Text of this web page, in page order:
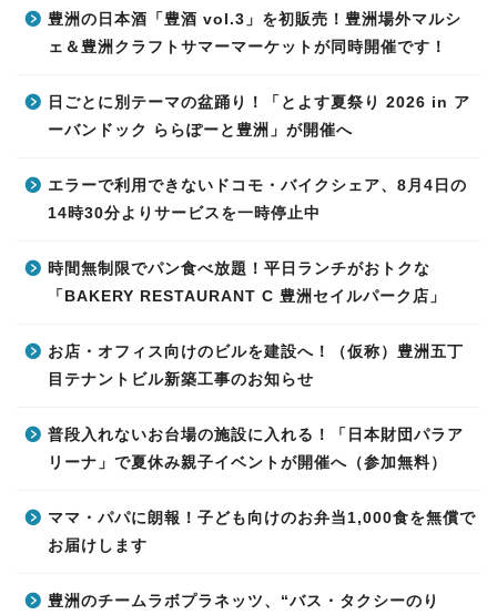
豊洲の日本酒「豊酒 vol.3」を初販売！豊洲場外マルシ
ェ＆豊洲クラフトサマーマーケットが同時開催です！
日ごとに別テーマの盆踊り！「とよす夏祭り 2026 in ア
ーバンドック ららぽーと豊洲」が開催へ
エラーで利用できないドコモ・バイクシェア、8月4日の
14時30分よりサービスを一時停止中
時間無制限でパン食べ放題！平日ランチがおトクな
「BAKERY RESTAURANT C 豊洲セイルパーク店」
お店・オフィス向けのビルを建設へ！（仮称）豊洲五丁
目テナントビル新築工事のお知らせ
普段入れないお台場の施設に入れる！「日本財団パラア
リーナ」で夏休み親子イベントが開催へ（参加無料）
ママ・パパに朗報！子ども向けのお弁当1,000食を無償で
お届けします
豊洲のチームラボプラネッツ、“バス・タクシーのり